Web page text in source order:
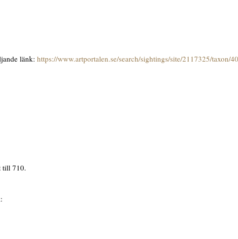
länk: https://www.artportalen.se/search/sightings/site/2117325/taxon/
till 710.